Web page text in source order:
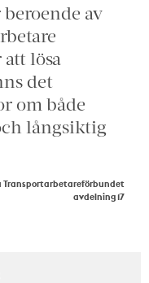
av
lösa
det
om både
långsiktig
Transportarbetareförbundet
avdelning 17